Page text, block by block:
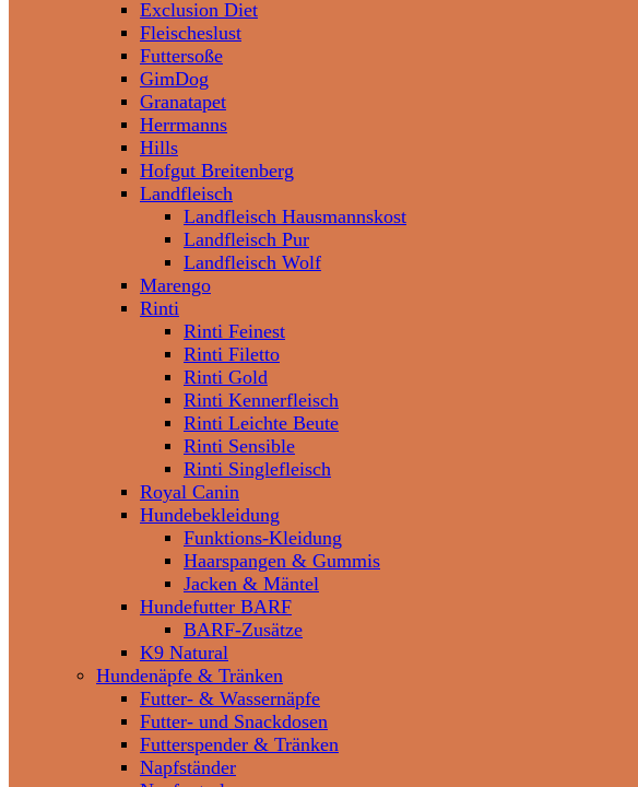
Exclusion Diet
Fleischeslust
Futtersoße
GimDog
Granatapet
Herrmanns
Hills
Hofgut Breitenberg
Landfleisch
Landfleisch Hausmannskost
Landfleisch Pur
Landfleisch Wolf
Marengo
Rinti
Rinti Feinest
Rinti Filetto
Rinti Gold
Rinti Kennerfleisch
Rinti Leichte Beute
Rinti Sensible
Rinti Singlefleisch
Royal Canin
Hundebekleidung
Funktions-Kleidung
Haarspangen & Gummis
Jacken & Mäntel
Hundefutter BARF
BARF-Zusätze
K9 Natural
Hundenäpfe & Tränken
Futter- & Wassernäpfe
Futter- und Snackdosen
Futterspender & Tränken
Napfständer